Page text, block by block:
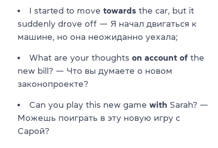
I started to move towards the car, but it
suddenly drove off — Я начал двигаться к
машине, но она неожиданно уехала;
What are your thoughts on account of the
new bill? — Что вы думаете о новом
законопроекте?
Can you play this new game with Sarah? —
Можешь поиграть в эту новую игру с
Сарой?